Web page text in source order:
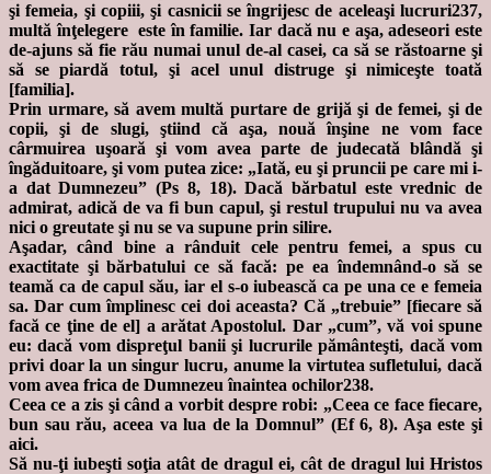
şi femeia, şi copiii, şi casnicii se îngrijesc de aceleaşi lucruri237,
multă înţelegere este în familie. Iar dacă nu e aşa, adeseori este
de-ajuns să fie rău numai unul de-al casei, ca să se răstoarne şi
să se piardă totul, şi acel unul distruge şi nimiceşte toată
[familia].
Prin urmare, să avem multă purtare de grijă şi de femei, şi de
copii, şi de slugi, ştiind că aşa, nouă înşine ne vom face
cârmuirea uşoară şi vom avea parte de judecată blândă şi
îngăduitoare, şi vom putea zice: „Iată, eu şi pruncii pe care mi i-
a dat Dumnezeu” (Ps 8, 18). Dacă bărbatul este vrednic de
admirat, adică de va fi bun capul, şi restul trupului nu va avea
nici o greutate şi nu se va supune prin silire.
Aşadar, când bine a rânduit cele pentru femei, a spus cu
exactitate şi bărbatului ce să facă: pe ea îndemnând-o să se
teamă ca de capul său, iar el s-o iubească ca pe una ce e femeia
sa. Dar cum împlinesc cei doi aceasta? Că „trebuie” [fiecare să
facă ce ţine de el] a arătat Apostolul. Dar „cum”, vă voi spune
eu: dacă vom dispreţul banii şi lucrurile pământeşti, dacă vom
privi doar la un singur lucru, anume la virtutea sufletului, dacă
vom avea frica de Dumnezeu înaintea ochilor238.
Ceea ce a zis şi când a vorbit despre robi: „Ceea ce face fiecare,
bun sau rău, aceea va lua de la Domnul” (Ef 6, 8). Aşa este şi
aici.
Să nu-ţi iubeşti soţia atât de dragul ei, cât de dragul lui Hristos